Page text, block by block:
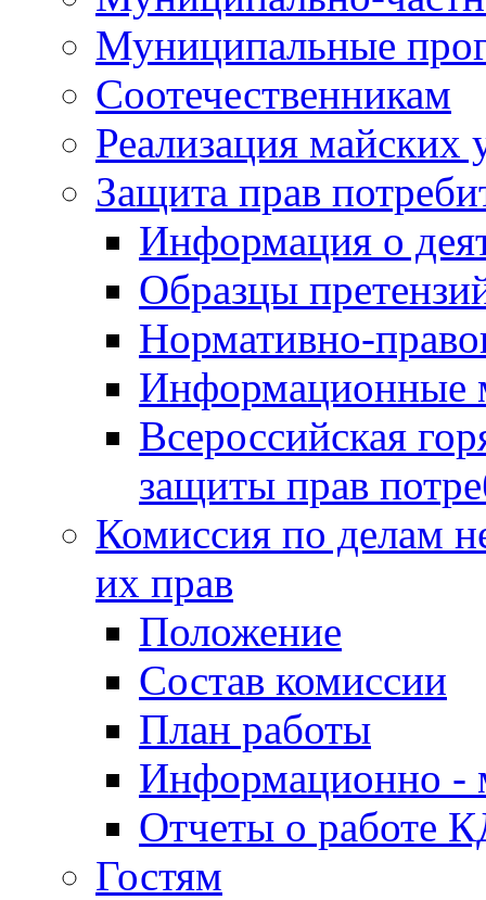
Муниципальные
Соотечественникам
Реализация майских
Защита прав
Информация о
Образцы
Нормативно-
Информационные
Всероссийская
защиты прав
Комиссия по делам
их прав
Положение
Состав комиссии
План работы
Информационно -
Отчеты о работе
Гостям